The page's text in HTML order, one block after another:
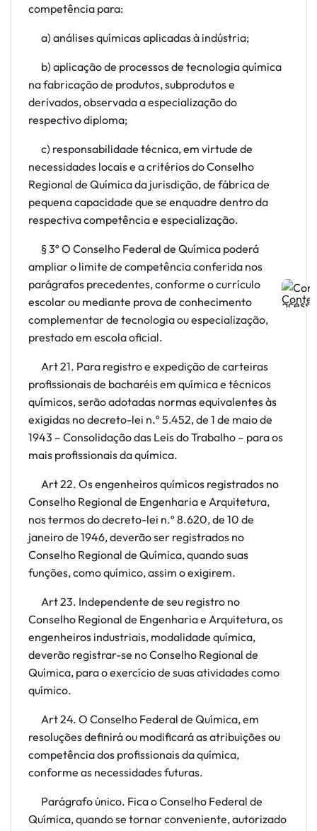
competência para:
a) análises químicas aplicadas à indústria;
b) aplicação de processos de tecnologia química
na fabricação de produtos, subprodutos e
derivados, observada a especialização do
respectivo diploma;
c) responsabilidade técnica, em virtude de
necessidades locais e a critérios do Conselho
Regional de Química da jurisdição, de fábrica de
pequena capacidade que se enquadre dentro da
respectiva competência e especialização.
§ 3º O Conselho Federal de Química poderá
ampliar o limite de competência conferida nos
parágrafos precedentes, conforme o currículo
escolar ou mediante prova de conhecimento
complementar de tecnologia ou especialização,
prestado em escola oficial.
Art 21. Para registro e expedição de carteiras
profissionais de bacharéis em química e técnicos
químicos, serão adotadas normas equivalentes às
exigidas no decreto-lei n.º 5.452, de 1 de maio de
1943 – Consolidação das Leis do Trabalho – para os
mais profissionais da química.
Art 22. Os engenheiros químicos registrados no
Conselho Regional de Engenharia e Arquitetura,
nos termos do decreto-lei n.º 8.620, de 10 de
janeiro de 1946, deverão ser registrados no
Conselho Regional de Química, quando suas
funções, como químico, assim o exigirem.
Art 23. Independente de seu registro no
Conselho Regional de Engenharia e Arquitetura, os
engenheiros industriais, modalidade química,
deverão registrar-se no Conselho Regional de
Química, para o exercício de suas atividades como
químico.
Art 24. O Conselho Federal de Química, em
resoluções definirá ou modificará as atribuições ou
competência dos profissionais da química,
conforme as necessidades futuras.
Parágrafo único. Fica o Conselho Federal de
Química, quando se tornar conveniente, autorizado